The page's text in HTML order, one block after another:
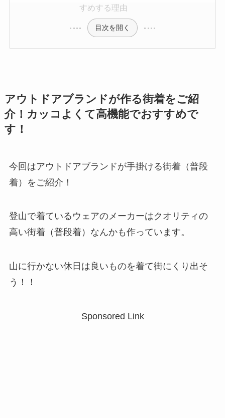
すめする理由
目次を開く
アウトドアブランドが作る街着をご紹
介！カッコよくて高機能でおすすめで
す！
今回はアウトドアブランドが手掛ける街着（普段
着）をご紹介！
登山で着ているウェアのメーカーはクオリティの
高い街着（普段着）なんかも作っています。
山に行かない休日は良いものを着て街にくり出そ
う！！
Sponsored Link